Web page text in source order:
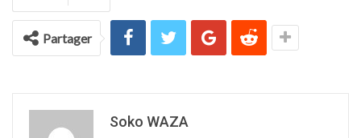
Partager
Soko WAZA